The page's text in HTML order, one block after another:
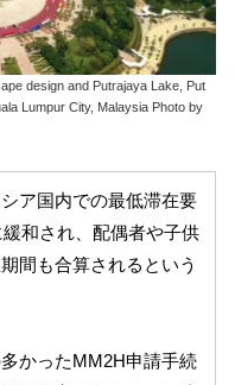
design and Putrajaya Lake, Put
Lumpur City, Malaysia Photo by
ア国内での最低滞在要
和され、配偶者や子供
間も合算されるという
かったMM2H申請手続